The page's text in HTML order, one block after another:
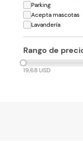
Parking
Acepta mascotas
Lavandería
Rango de
19,68 USD